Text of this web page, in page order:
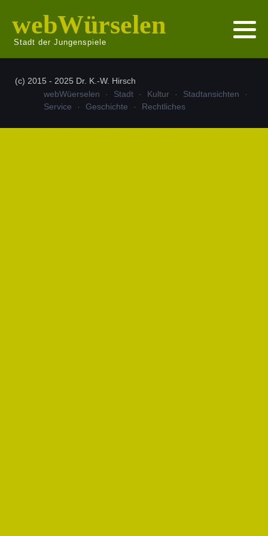
webWürselen
Stadt der Jungenspiele
(c) 2015 - 2025 Dr. K.-W. Hirsch
webWüerselen
Stadt Kultur
Stadtansichten
Service
Geschichte Rechtliches